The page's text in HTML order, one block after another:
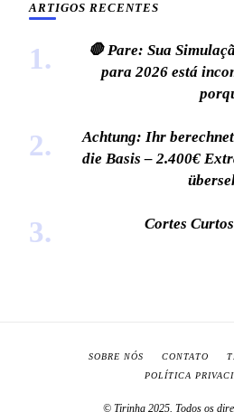
ARTIGOS RECENTES
🛑 Pare: Sua
para 2026 está
Achtung: Ihr
die Basis – 2.400€
Cortes
© Tirinha 2025. Todos os
SOBRE NÓS CONTATO
POLÍTICA